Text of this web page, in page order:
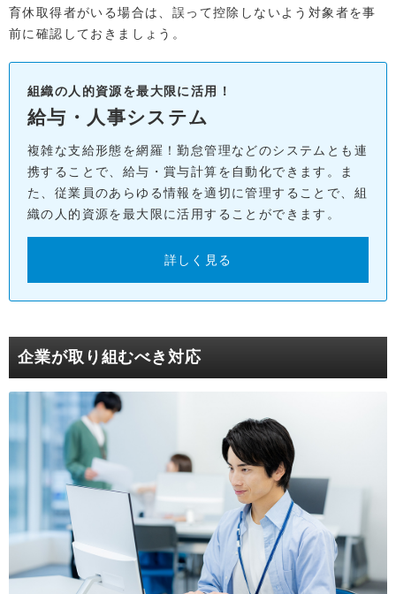
育休取得者がいる場合は、誤って控除しないよう対象者を事
前に確認しておきましょう。
組織の人的資源を最大限に活用！
給与・人事システム
複雑な支給形態を網羅！勤怠管理などのシステムとも連
携することで、給与・賞与計算を自動化できます。ま
た、従業員のあらゆる情報を適切に管理することで、組
織の人的資源を最大限に活用することができます。
詳しく見る
企業が取り組むべき対応